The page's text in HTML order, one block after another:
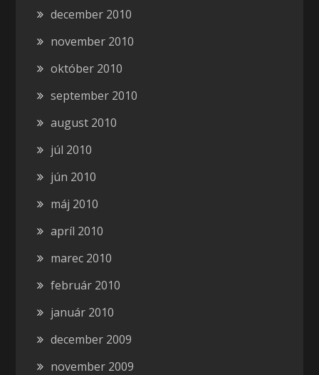
december 2010
november 2010
október 2010
september 2010
august 2010
júl 2010
jún 2010
máj 2010
apríl 2010
marec 2010
február 2010
január 2010
december 2009
november 2009